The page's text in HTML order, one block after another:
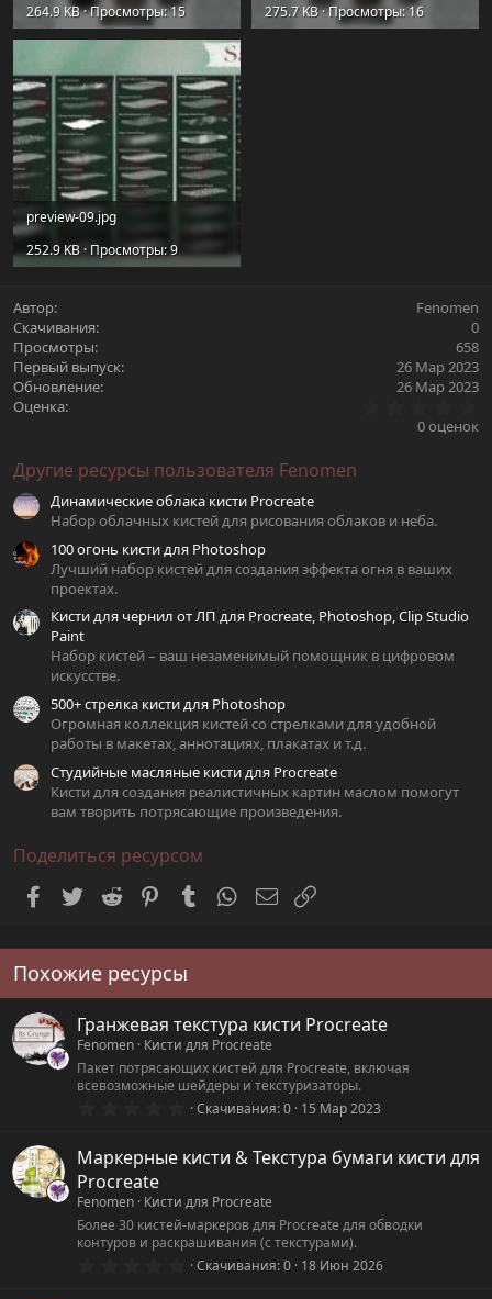
264.9 KB · Просмотры: 15
275.7 KB · Просмотры: 16
preview-09.jpg
252.9 KB · Просмотры: 9
Автор
Fenomen
Скачивания
0
Просмотры
658
Первый выпуск
26 Мар 2023
Обновление
26 Мар 2023
Оценка
0
0 оценок
Другие ресурсы пользователя Fenomen
Динамические облака кисти Procreate
Набор облачных кистей для рисования облаков и неба.
100 огонь кисти для Photoshop
Лучший набор кистей для создания эффекта огня в ваших
проектах.
Кисти для чернил от ЛП для Procreate, Photoshop, Clip Studio
Paint
Набор кистей – ваш незаменимый помощник в цифровом
искусстве.
500+ стрелка кисти для Photoshop
Огромная коллекция кистей со стрелками для удобной
работы в макетах, аннотациях, плакатах и т.д.
Студийные масляные кисти для Procreate
Кисти для создания реалистичных картин маслом помогут
вам творить потрясающие произведения.
Поделиться ресурсом
Facebook
Twitter Reddit PinterestTumblrWhatsAppЭлектронная почта
Похожие ресурсы
Гранжевая текстура кисти Procreate
Fenomen Кисти для Procreate
Пакет потрясающих кистей для Procreate, включая
всевозможные шейдеры и текстуризаторы.
0
0
з
ё
з
д
Скачивания 0 15 Мар 2023
Маркерные кисти & Текстура бумаги кисти для
Procreate
Fenomen Кисти для Procreate
Более 30 кистей-маркеров для Procreate для обводки
контуров и раскрашивания (с текстурами).
0Скачивания 0 18 Июн 2026